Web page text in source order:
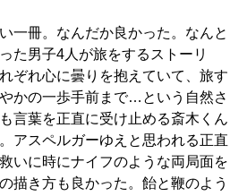
一冊。なんだか良かった。なんと
た男子4人が旅をするストーリ
ぞれ心に曇りを抱えていて、旅す
かの一歩手前まで…という自然さ
言葉を正直に受け止める斎木くん
アスペルガーゆえと思われる正直
いに時にナイフのような両局面を
描き方も良かった。飴と鞭のよう